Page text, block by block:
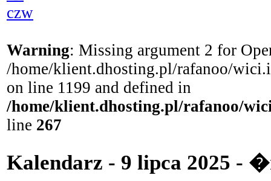
czw
Warning: Missing argument 2 for
/home/klient.dhosting.pl/rafanoo/
on line 1199 and defined in
/home/klient.dhosting.pl/rafanoo/
line 267
Kalendarz - 9 lipca 2025 -